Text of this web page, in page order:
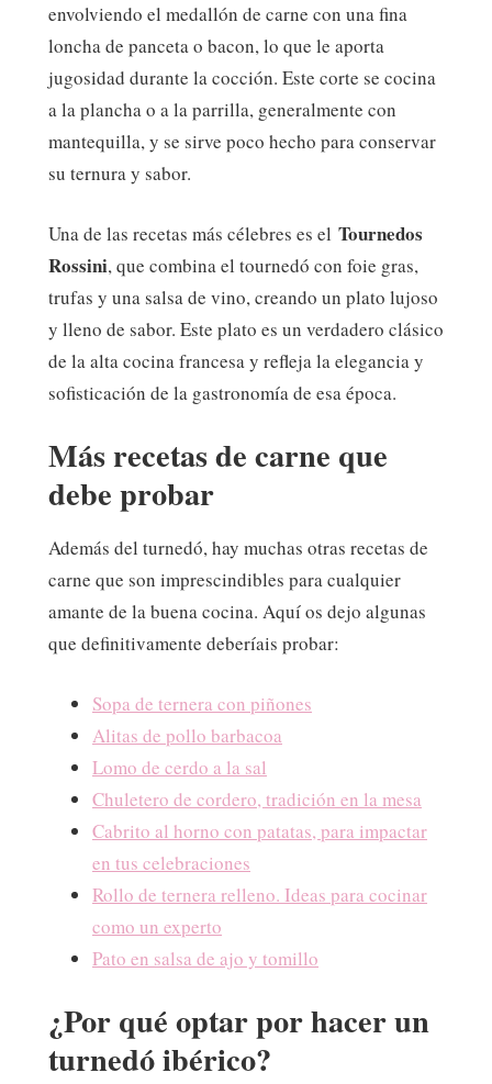
envolviendo el medallón de carne con una fina
loncha de panceta o bacon, lo que le aporta
jugosidad durante la cocción. Este corte se cocina
a la plancha o a la parrilla, generalmente con
mantequilla, y se sirve poco hecho para conservar
su ternura y sabor.
Una de las recetas más célebres es el Tournedos
Rossini, que combina el tournedó con foie gras,
trufas y una salsa de vino, creando un plato lujoso
y lleno de sabor. Este plato es un verdadero clásico
de la alta cocina francesa y refleja la elegancia y
sofisticación de la gastronomía de esa época.
Más recetas de carne que
debe probar
Además del turnedó, hay muchas otras recetas de
carne que son imprescindibles para cualquier
amante de la buena cocina. Aquí os dejo algunas
que definitivamente deberíais probar:
Sopa de ternera con piñones
Alitas de pollo barbacoa
Lomo de cerdo a la sal
Chuletero de cordero, tradición en la mesa
Cabrito al horno con patatas, para impactar
en tus celebraciones
Rollo de ternera relleno. Ideas para cocinar
como un experto
Pato en salsa de ajo y tomillo
¿Por qué optar por hacer un
turnedó ibérico?